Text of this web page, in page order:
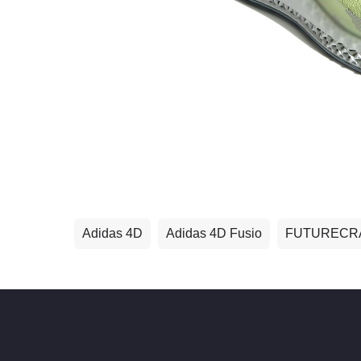
Adidas 4D Adidas 4D Fusio